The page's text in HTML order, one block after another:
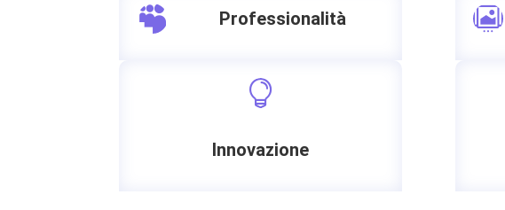
 Professionalità

Innovazione
